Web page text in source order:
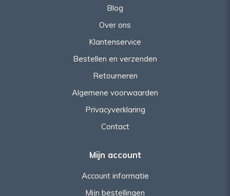
Blog
Over ons
Klantenservice
Bestellen en verzenden
Retourneren
Algemene voorwaarden
Privacyverklaring
Contact
Mijn account
Account informatie
Mijn bestellingen